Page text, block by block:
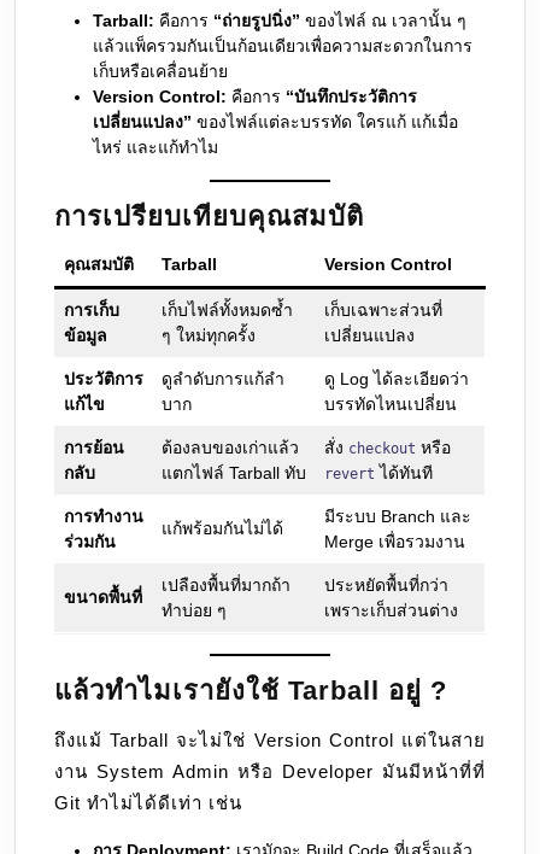
Tarball: คือการ “ถ่ายรูปนิ่ง” ของไฟล์ ณ เวลานั้น ๆ
แล้วแพ็ครวมกันเป็นก้อนเดียวเพื่อความสะดวกในการ
เก็บหรือเคลื่อนย้าย
Version Control: คือการ “บันทึกประวัติการ
เปลี่ยนแปลง” ของไฟล์แต่ละบรรทัด ใครแก้ แก้เมื่อ
ไหร่ และแก้ทำไม
การเปรียบเทียบคุณสมบัติ
คุณสมบัติ Tarball Version Control
การเก็บ
ข้อมูล
เก็บไฟล์ทั้งหมดซ้ำ
ๆ ใหม่ทุกครั้ง
เก็บเฉพาะส่วนที่
เปลี่ยนแปลง
ประวัติการ
แก้ไข
ดูลำดับการแก้ลำ
บาก
ดู Log ได้ละเอียดว่า
บรรทัดไหนเปลี่ยน
การย้อน
กลับ
ต้องลบของเก่าแล้ว
แตกไฟล์ Tarball ทับ
สั่ง checkout หรือ
revert ได้ทันที
การทำงาน
ร่วมกัน
แก้พร้อมกันไม่ได้
มีระบบ Branch และ
Merge เพื่อรวมงาน
ขนาดพื้นที่
เปลืองพื้นที่มากถ้า
ทำบ่อย ๆ
ประหยัดพื้นที่กว่า
เพราะเก็บส่วนต่าง
แล้วทำไมเรายังใช้ Tarball อยู่ ?
ถึงแม้ Tarball จะไม่ใช่ Version Control แต่ในสาย
งาน System Admin หรือ Developer มันมีหน้าที่ที่
Git ทำไม่ได้ดีเท่า เช่น